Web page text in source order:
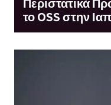
το OSS στην